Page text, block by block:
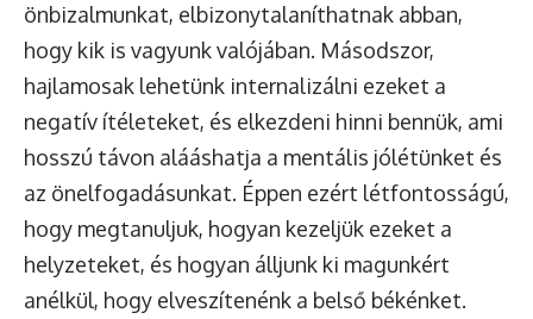
önbizalmunkat, elbizonytalaníthatnak abban,
hogy kik is vagyunk valójában. Másodszor,
hajlamosak lehetünk internalizálni ezeket a
negatív ítéleteket, és elkezdeni hinni bennük, ami
hosszú távon alááshatja a mentális jólétünket és
az önelfogadásunkat. Éppen ezért létfontosságú,
hogy megtanuljuk, hogyan kezeljük ezeket a
helyzeteket, és hogyan álljunk ki magunkért
anélkül, hogy elveszítenénk a belső békénket.